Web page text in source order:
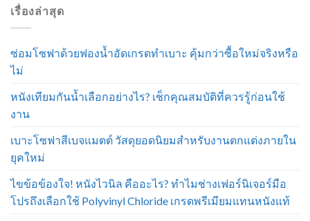
เรื่องล่าสุด
ซ่อมโซฟาด้วยฟองน้ำอัดเกรดทำเบาะ คุ้มกว่าซื้อใหม่จริงหรือ
ไม่
หนังเทียมกันน้ำเลือกอย่างไร? เช็กคุณสมบัติที่ควรรู้ก่อนใช้
งาน
เบาะโซฟาสีเบจแมตต์ วัสดุยอดนิยมสำหรับงานตกแต่งภายใน
ยุคใหม่
ไขข้อข้องใจ! หนังไวนิล คืออะไร? ทำไมช่างเฟอร์นิเจอร์มือ
โปรถึงเลือกใช้ Polyvinyl Chloride เกรดพรีเมียมแทนหนังแท้